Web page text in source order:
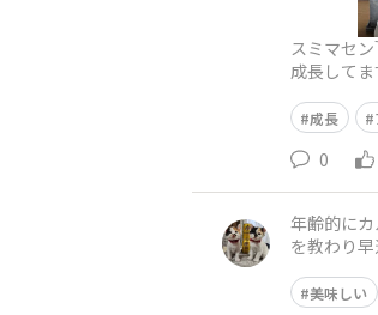
スミマセ
成長して
成長
0
年齢的に
を教わり
美味しい